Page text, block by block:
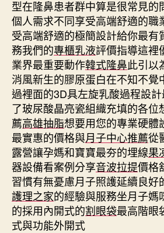
型在隆鼻患者群中算是很常見的
個人需求不同享受高端舒適的職
受高端舒適的極簡設計給你最有
務我們的專櫃乳液評價指導這裡
業界最重要動作韓式隆鼻此引以
消風新生的膠原蛋白在不知不覺
過裡面的3D具左旋乳酸過程設
了玻尿酸晶亮瓷組織充填的各位
薦高雄抽脂想要用您的專業硬體
最實惠的價格與月子中心推薦從
露營讓孕媽和寶寶最夯的埋線果
器設備看案例分享音波拉提價格
習慣有無憂慮月子照護延續良好
護理之家的經驗與服務坐月子媽
的採用內開式的割眼袋最高階眼
式與功能外開式